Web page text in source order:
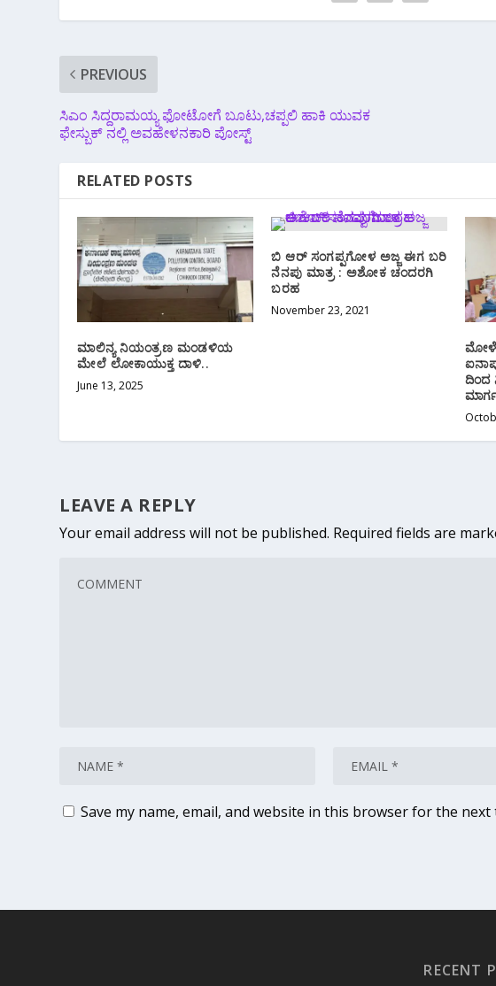
PREVIOUS
ಸಿಎಂ ಸಿದ್ದರಾಮಯ್ಯ ಫೋಟೋಗೆ ಬೂಟು,ಚಪ್ಪಲಿ ಹಾಕಿ ಯುವಕ
ಫೇಸ್ಬುಕ್ ನಲ್ಲಿ ಅವಹೇಳನಕಾರಿ ಪೋಸ್ಟ್
RELATED POSTS
ಮಾಲಿನ್ಯ ನಿಯಂತ್ರಣ ಮಂಡಳಿಯ
ಮೇಲೆ ಲೋಕಾಯುಕ್ತ ದಾಳಿ..
June 13, 2025
ಬಿ‌ ಆರ್ ಸಂಗಪ್ಪಗೋಳ ಅಜ್ಜ ಈಗ ಬರಿ
ನೆನಪು ಮಾತ್ರ : ಅಶೋಕ‌ ಚಂದರಗಿ
ಬರಹ
November 23, 2021
ಮೋಳೆ
ದಿಂದ
LEAVE A REPLY
Your email address will not be published. Required fields are
Save my name, email, and website in this browser for the next
RECENT